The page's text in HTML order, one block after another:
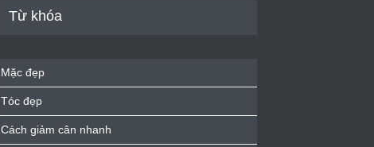
nữ 40+
Thời trang nữ 21/10/2025
Từ khóa
Mặc đẹp
Tóc đẹp
Cách giảm cân nhanh